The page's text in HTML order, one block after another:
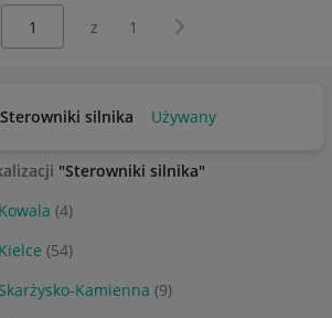
z 1 Następna strona
silnika Używany
"Sterowniki silnika"
(4)
(54)
Kamienna (9)